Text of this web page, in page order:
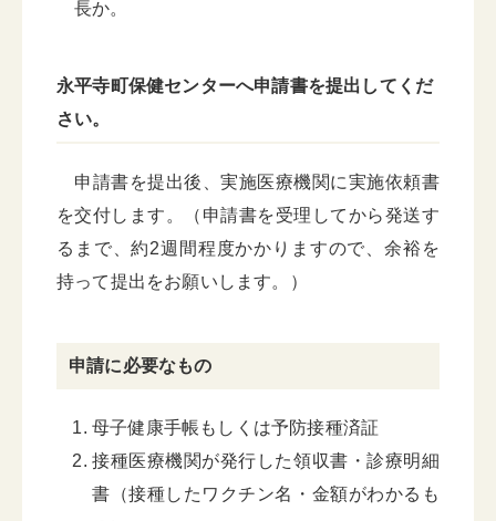
長か。
永平寺町保健センターへ申請書を提出してくだ
さい。
申請書を提出後、実施医療機関に実施依頼書
を交付します。（申請書を受理してから発送す
るまで、約2週間程度かかりますので、余裕を
持って提出をお願いします。）
申請に必要なもの
母子健康手帳もしくは予防接種済証
接種医療機関が発行した領収書・診療明細
書（接種したワクチン名・金額がわかるも